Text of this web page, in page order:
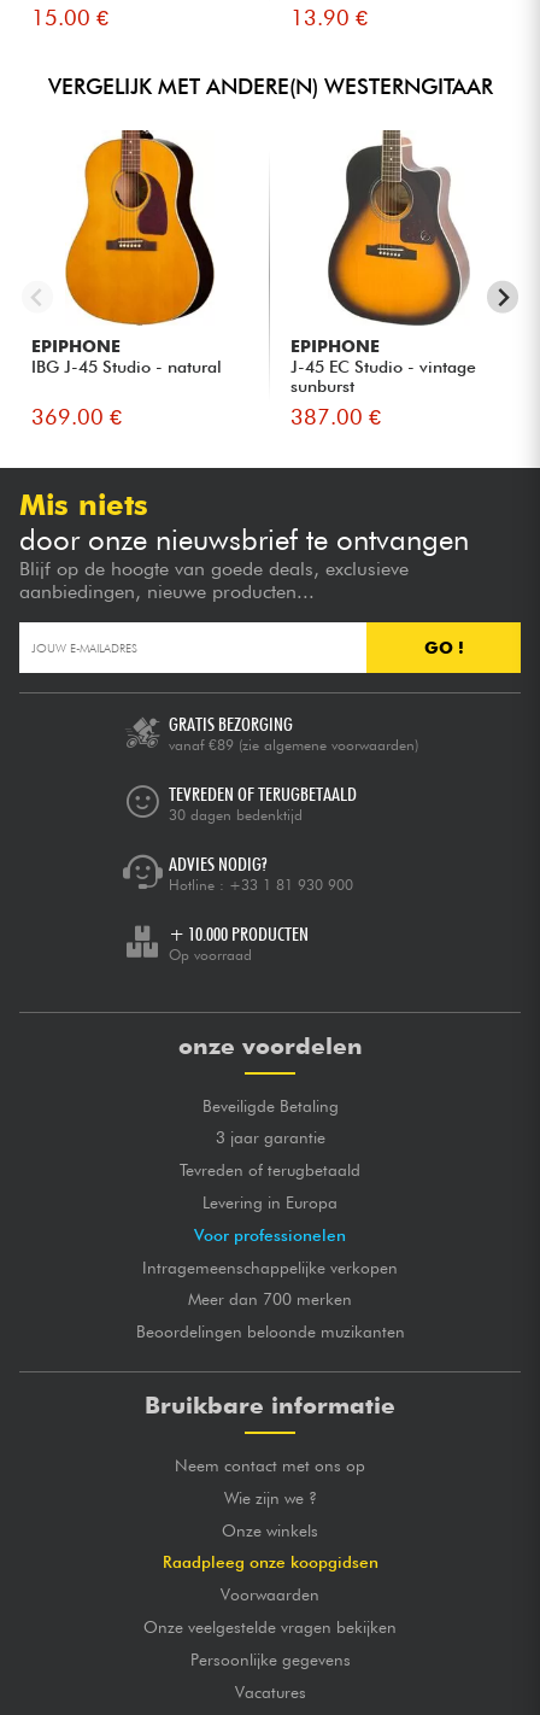
15.00 € 13.90 €
VERGELIJK MET ANDERE(N) WESTERNGITAAR
EPIPHONE
IBG J-45 Studio - natural
369.00 €
EPIPHONE
J-45 EC Studio - vintage
sunburst
387.00 €
Mis niets
door onze nieuwsbrief te ontvangen
Blijf op de hoogte van goede deals, exclusieve
aanbiedingen, nieuwe producten...
GO !
GRATIS BEZORGING
vanaf €89 (zie algemene voorwaarden)
TEVREDEN OF TERUGBETAALD
30 dagen bedenktijd
ADVIES NODIG?
Hotline : +33 1 81 930 900
+ 10.000 PRODUCTEN
Op voorraad
onze voordelen
Beveiligde Betaling
3 jaar garantie
Tevreden of terugbetaald
Levering in Europa
Voor professionelen
Intragemeenschappelijke verkopen
Meer dan 700 merken
Beoordelingen beloonde muzikanten
Bruikbare informatie
Neem contact met ons op
Wie zijn we ?
Onze winkels
Raadpleeg onze koopgidsen
Voorwaarden
Onze veelgestelde vragen bekijken
Persoonlijke gegevens
Vacatures